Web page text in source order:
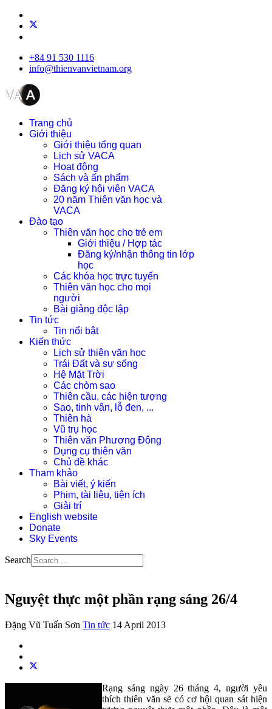
+84 91 530 1116
info@thienvanvietnam.org
Trang chủ
Giới thiệu
Giới thiệu tổng quan
Lịch sử VACA
Hoạt động
Sách và ấn phẩm
Đăng ký hội viên VACA
20 năm Thiên văn học và
VACA
Đào tạo
Thiên văn học cho trẻ em
Giới thiệu / Hợp tác
Đăng ký/nhận thông tin lớp
học
Các khóa học trực tuyến
Thiên văn học cho mọi
người
Bài giảng độc lập
Tin tức
Tin nổi bật
Kiến thức
Lịch sử thiên văn học
Trái Đất và sự sống
Hệ Mặt Trời
Các chòm sao
Thiên cầu, các hiện tượng
Sao, tinh vân, lỗ đen, ...
Thiên hà
Vũ trụ học
Thiên văn Phương Đông
Dụng cụ thiên văn
Chủ đề khác
Tham khảo
Bài viết, ý kiến
Phim, tài liệu, tiện ích
Giải trí
English website
Donate
Sky Events
Search
Nguyệt thực một phần rạng sáng 26/4
Đặng Vũ Tuấn Sơn Tin tức 14 April 2013
Rạng sáng ngày 26 tháng 4, người yêu
thích thiên văn sẽ có cơ hội quan sát hiện